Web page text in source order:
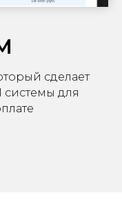
сделает
системы для